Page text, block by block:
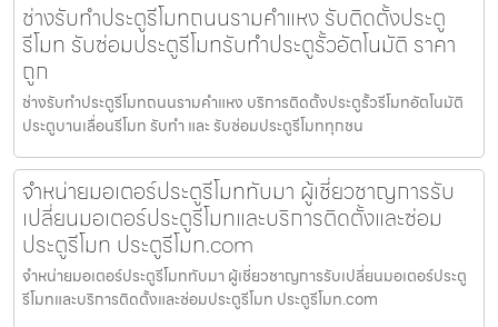
ช่างรับทำประตูรีโมทถนนรามคำแหง รับติดตั้งประตู
รีโมท รับซ่อมประตูรีโมทรับทำประตูรั้วอัตโนมัติ ราคา
ถูก
ช่างรับทำประตูรีโมทถนนรามคำแหง บริการติดตั้งประตูรั้วรีโมทอัตโนมัติ
ประตูบานเลื่อนรีโมท รับทำ และ รับซ่อมประตูรีโมททุกชน
จำหน่ายมอเตอร์ประตูรีโมททับมา ผู้เชี่ยวชาญการรับ
เปลี่ยนมอเตอร์ประตูรีโมทและบริการติดตั้งและซ่อม
ประตูรีโมท ประตูรีโมท.com
จำหน่ายมอเตอร์ประตูรีโมททับมา ผู้เชี่ยวชาญการรับเปลี่ยนมอเตอร์ประตู
รีโมทและบริการติดตั้งและซ่อมประตูรีโมท ประตูรีโมท.com